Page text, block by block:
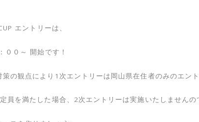
エントリーは、
００～ 開始です！
の観点により1次エントリーは岡山県在住者のみのエン
員を満たした場合、2次エントリーは実施いたしませんの